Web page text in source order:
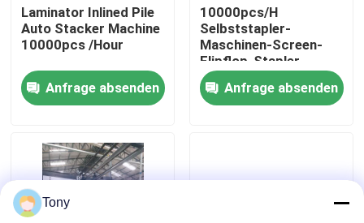
Kontakt mit uns
Bitte um ein Angebot
Flöten-Laminiermaschinen-Maschine
Laminator Inlined Pile
Auto Stacker Machine
10000pcs /Hour
Anfrage absenden
10000pcs/H
Selbststapler-
Maschinen-Screen-
Flipflop-Stapler
Anfrage absenden
Tony